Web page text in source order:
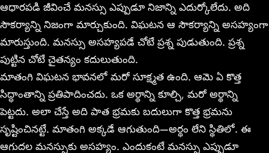
ఆధారపడి జీవించే మనస్సు ఎప్పుడూ నిజాన్ని ఎదుర్కోలేదు. అది
సౌకర్యాన్ని నిజంగా మార్చుకుంది. విఘటన ఆ సౌకర్యాన్ని అసహ్యంగా
మారుస్తుంది. మనస్సు అసహ్యపడే చోటే ప్రశ్న పుడుతుంది. ప్రశ్న
పుట్టిన చోటే చైతన్యం కదులుతుంది.
మాతంగి విఘటన భావనలో మరో సూక్ష్మత ఉంది. ఆమె ఏ కొత్త
సిద్ధాంతాన్ని ప్రతిపాదించదు. ఒక అర్థాన్ని కూల్చి, మరో అర్థాన్ని
పెట్టదు. అలా చేస్తే అది పాత భ్రమకు బదులుగా కొత్త భ్రమను
సృష్టించినట్టే. మాతంగి అక్కడే ఆగుతుంది—అర్థం లేని స్థితిలో. ఈ
ఆగుదల మనస్సుకు అసహ్యం. ఎందుకంటే మనస్సు ఎప్పుడూ